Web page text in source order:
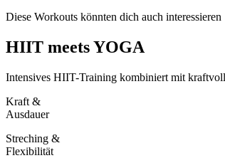
Diese Workouts könnten dich auch interessieren
HIIT meets YOGA
Intensives HIIT-Training kombiniert mit
Kraft &
Ausdauer
Streching &
Flexibilität